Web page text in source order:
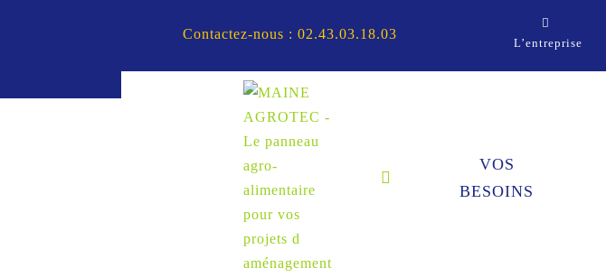
Contactez-nous : 02.43.03.18.03
L’entreprise
VOS
BESOINS